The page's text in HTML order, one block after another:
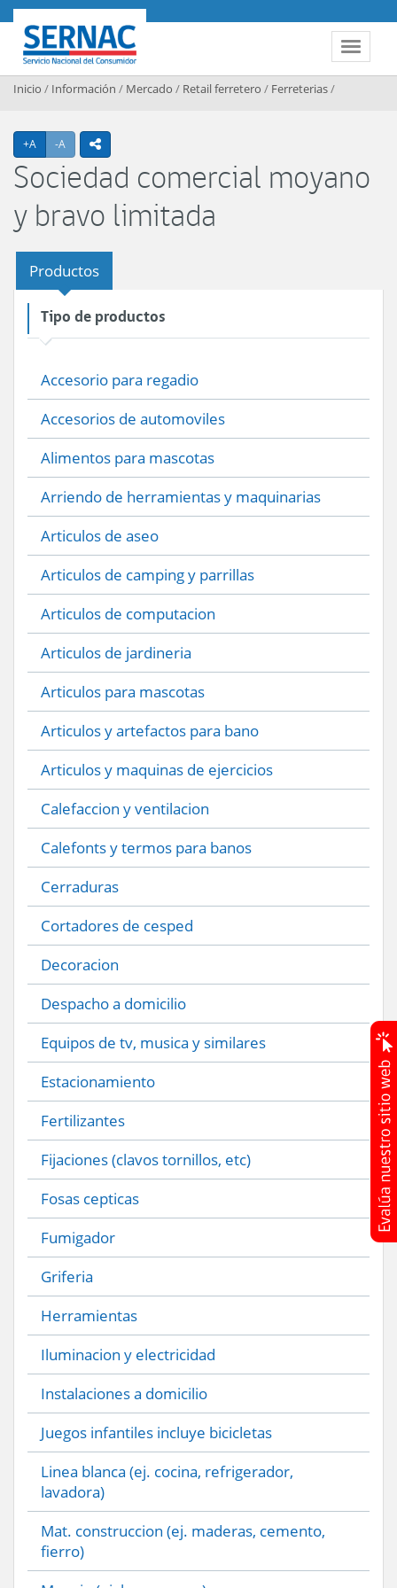
Contenido principal
Toggle
SERNAC
Inicio / Información / Mercado / Retail ferretero / Ferreterias/
+A Agrandar texto
-A Achicar textoicono compartir
Sociedad comercial moyano
y bravo limitada
Productos
Tipo de productos
Accesorio para regadio
Accesorios de automoviles
Alimentos para mascotas
Arriendo de herramientas y maquinarias
Articulos de aseo
Articulos de camping y parrillas
Articulos de computacion
Articulos de jardineria
Articulos para mascotas
Articulos y artefactos para bano
Articulos y maquinas de ejercicios
Calefaccion y ventilacion
Calefonts y termos para banos
Cerraduras
Cortadores de cesped
Decoracion
Despacho a domicilio
Equipos de tv, musica y similares
Estacionamiento
Fertilizantes
Fijaciones (clavos tornillos, etc)
Fosas cepticas
Fumigador
Griferia
Herramientas
Iluminacion y electricidad
Instalaciones a domicilio
Juegos infantiles incluye bicicletas
Linea blanca (ej. cocina, refrigerador,
lavadora)
Mat. construccion (ej. maderas, cemento,
fierro)